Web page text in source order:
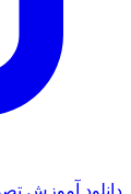
دانلود آموزش